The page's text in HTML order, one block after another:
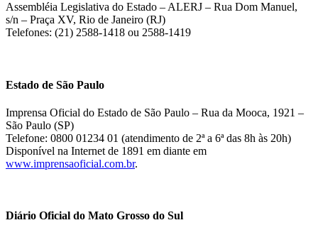
Assembléia Legislativa do Estado – ALERJ – Rua Dom Manuel,
s/n – Praça XV, Rio de Janeiro (RJ)
Telefones: (21) 2588-1418 ou 2588-1419
Estado de São Paulo
Imprensa Oficial do Estado de São Paulo – Rua da Mooca, 1921 –
São Paulo (SP)
Telefone: 0800 01234 01 (atendimento de 2ª a 6ª das 8h às 20h)
Disponível na Internet de 1891 em diante em
www.imprensaoficial.com.br.
Diário Oficial do Mato Grosso do Sul